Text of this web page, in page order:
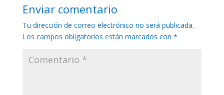
Enviar comentario
Tu dirección de correo electrónico no será publicada.
Los campos obligatorios están marcados con *